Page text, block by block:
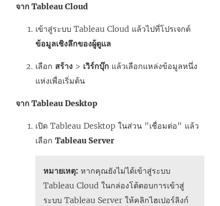
จาก Tableau Cloud
เข้าสู่ระบบ Tableau Cloud แล้วไปที่โปรเจกต์
ข้อมูลเชิงลึกของผู้ดูแล
เลือก สร้าง > เวิร์กบุ๊ก แล้วเลือกแหล่งข้อมูลหนึ่ง
แห่งเพื่อเริ่มต้น
จาก Tableau Desktop
เปิด Tableau Desktop ในส่วน "เชื่อมต่อ" แล้ว
เลือก Tableau Server
หมายเหตุ: หากคุณยังไม่ได้เข้าสู่ระบบ
Tableau Cloud ในกล่องโต้ตอบการเข้าสู่
ระบบ Tableau Server ให้คลิกไฮเปอร์ลิงก์